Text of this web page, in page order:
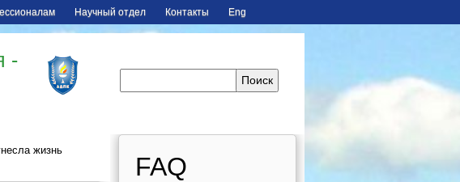
Научный отдел Контакты Eng
-
жизнь
FAQ